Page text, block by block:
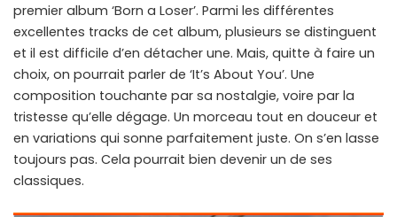
premier album ‘Born a Loser’. Parmi les différentes
excellentes tracks de cet album, plusieurs se distinguent
et il est difficile d’en détacher une. Mais, quitte à faire un
choix, on pourrait parler de ‘It’s About You’. Une
composition touchante par sa nostalgie, voire par la
tristesse qu’elle dégage. Un morceau tout en douceur et
en variations qui sonne parfaitement juste. On s’en lasse
toujours pas. Cela pourrait bien devenir un de ses
classiques.